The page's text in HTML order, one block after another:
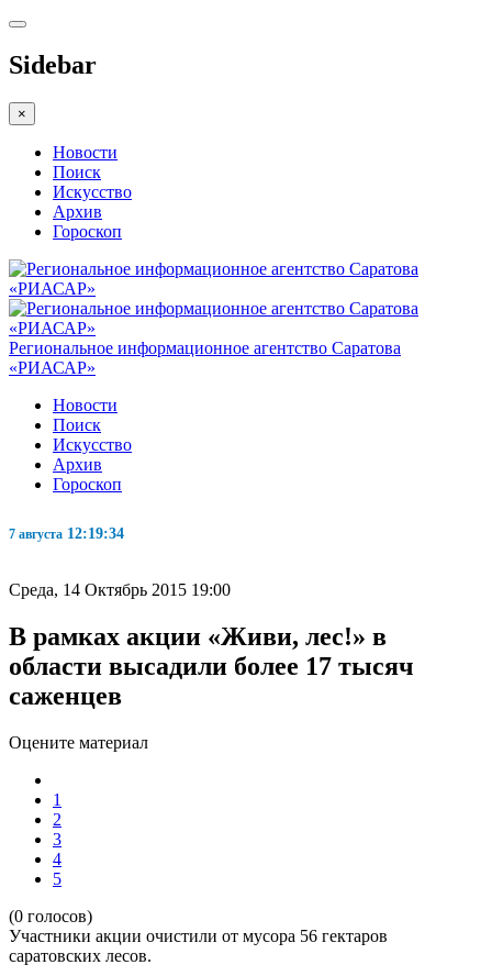
Sidebar
×
Новости
Поиск
Искусство
Архив
Гороскоп
Региональное информационное агентство Саратова
«РИАСАР»
Новости
Поиск
Искусство
Архив
Гороскоп
7 августа 12:19:34
Среда, 14 Октябрь 2015 19:00
В рамках акции «Живи, лес!» в
области высадили более 17 тысяч
саженцев
Оцените материал
1
2
3
4
5
(0 голосов)
Участники акции очистили от мусора 56 гектаров
саратовских лесов.